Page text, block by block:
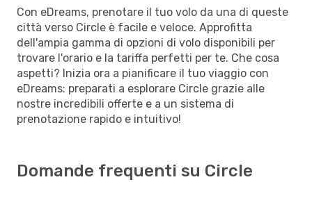
Con eDreams, prenotare il tuo volo da una di queste
città verso Circle è facile e veloce. Approfitta
dell'ampia gamma di opzioni di volo disponibili per
trovare l'orario e la tariffa perfetti per te. Che cosa
aspetti? Inizia ora a pianificare il tuo viaggio con
eDreams: preparati a esplorare Circle grazie alle
nostre incredibili offerte e a un sistema di
prenotazione rapido e intuitivo!
Domande frequenti su Circle